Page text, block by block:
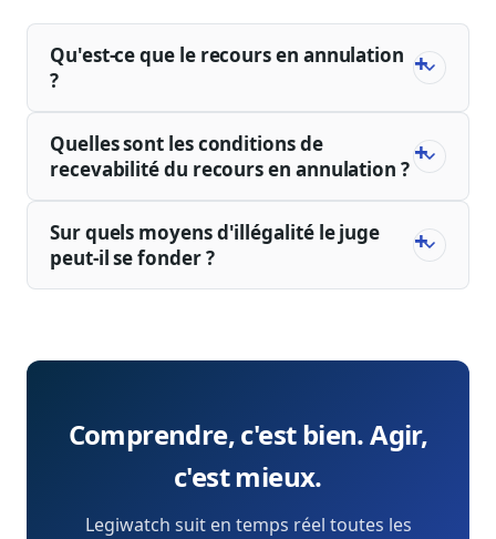
Qu'est-ce que le recours en annulation
?
Quelles sont les conditions de
recevabilité du recours en annulation ?
Sur quels moyens d'illégalité le juge
peut-il se fonder ?
Comprendre, c'est bien. Agir,
c'est mieux.
Legiwatch suit en temps réel toutes les